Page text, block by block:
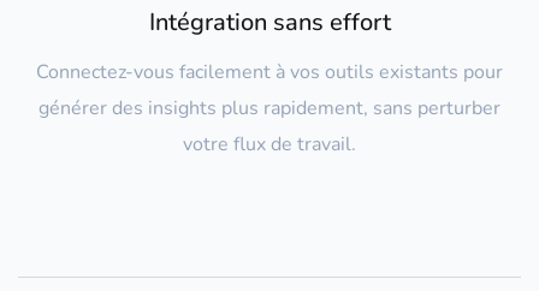
Intégration sans effort
Connectez-vous facilement à vos outils existants pour
générer des insights plus rapidement, sans perturber
votre flux de travail.